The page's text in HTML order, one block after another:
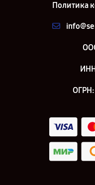
Политика
ОГРН: